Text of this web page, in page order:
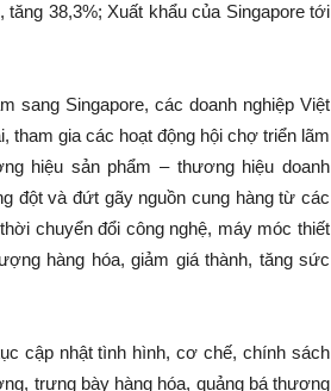
38,3%; Xuất khẩu của Singapore tới
sang Singapore, các doanh nghiệp Việt
gia các hoạt động hội chợ triển lãm
hiệu sản phẩm – thương hiệu doanh
đột và đứt gãy nguồn cung hàng từ các
chuyển đổi công nghệ, máy móc thiết
hàng hóa, giảm giá thành, tăng sức
cập nhật tình hình, cơ chế, chính sách
trưng bày hàng hóa, quảng bá thương